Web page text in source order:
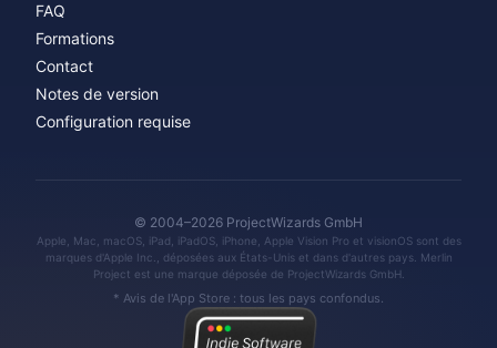
FAQ
Formations
Contact
Notes de version
Configuration requise
© 2004–2026 ProjectWizards GmbH
Apple, Mac, macOS, iPad, iPadOS, iPhone, Apple Vision Pro et visionOS sont des
marques d'Apple Inc., déposées aux États-Unis et dans d'autres pays. Merlin
Project est une marque déposée de ProjectWizards GmbH.
* Avis de l'App Store : tous les pays confondus.